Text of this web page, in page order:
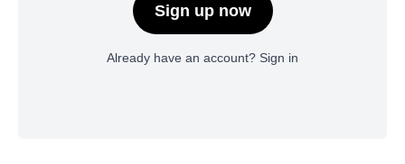
Sign up now
Already have an account? Sign in